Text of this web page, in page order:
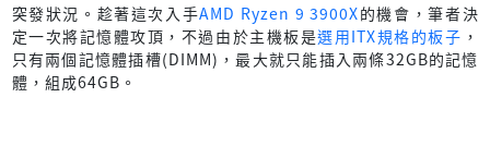
突發狀況。趁著這次入手AMD Ryzen 9 3900X的機會，筆者決
定一次將記憶體攻頂，不過由於主機板是選用ITX規格的板子 ，
只有兩個記憶體插槽(DIMM)，最大就只能插入兩條32GB的記憶
體，組成64GB。